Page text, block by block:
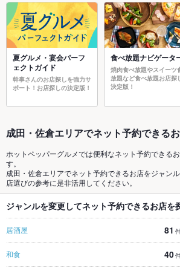
夏グルメ・宴会パーフ
ェクトガイド
幹事さんのお店探しを強力サ
ポート！お店探しの決定版！
食べ放題ナビゲータ
焼肉食べ放題やスイーツ
放題など食べ放題お店探
決定版！
成田・佐倉エリアでネット予約できる
ホットペッパーグルメでは便利なネット予約できる
す。
成田・佐倉エリアでネット予約できるお店をジャン
店選びの参考に是非活用してください。
ジャンルを変更してネット予約できるお店を
居酒屋 81
和食 40